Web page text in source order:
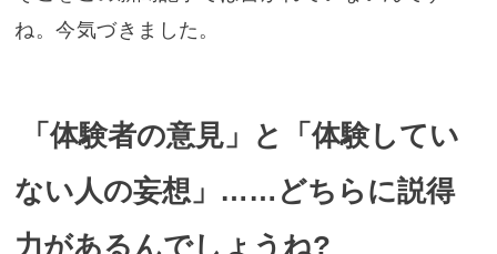
ね。今気づきました。
「体験者の意見」と「体験してい
ない人の妄想」……どちらに説得
力があるんでしょうね?